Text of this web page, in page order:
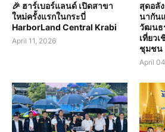
🎉 ฮาร์เบอร์แลนด์ เปิดสาขา
ใหม่ครั้งแรกในกระบี่
HarborLand Central Krabi
April 11, 2026
สุดอลั
นากัน
วัฒนธ
เที่ยว
ชุมชน
April